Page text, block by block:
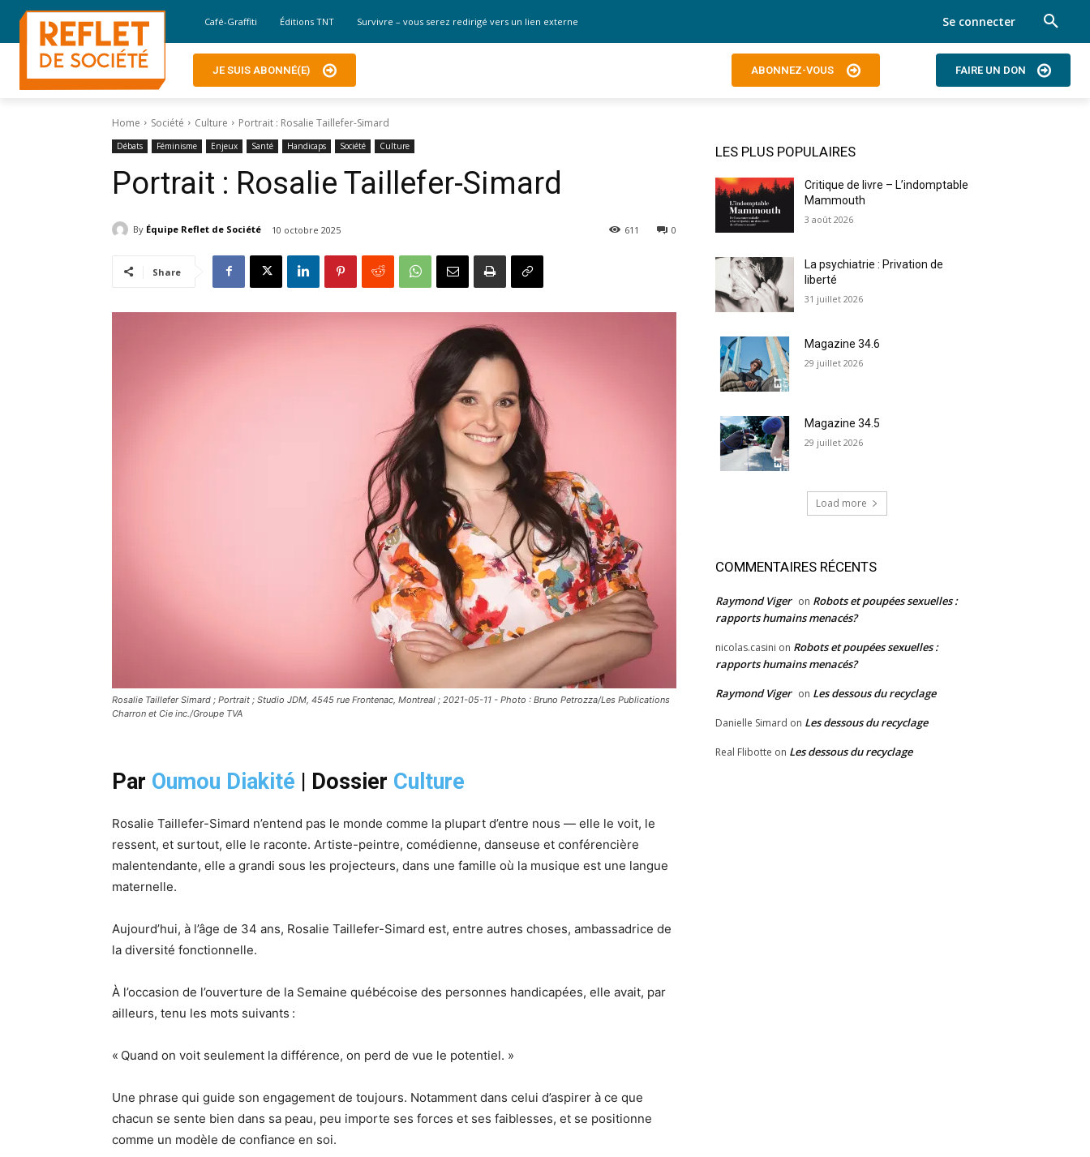
Café-Graffiti Éditions TNT Survivre – vous serez redirigé vers un lien externe Se connecter
JE SUIS ABONNÉ(E) ABONNEZ-VOUS FAIRE UN DON
Home Société Culture Portrait : Rosalie Taillefer-Simard
Débats Féminisme Enjeux Santé Handicaps Société Culture
Portrait : Rosalie Taillefer-Simard
By Équipe Reflet de Société 10 octobre 2025 0
611
Share
Rosalie Taillefer Simard ; Portrait ; Studio JDM, 4545 rue Frontenac, Montreal ; 2021-05-11 - Photo : Bruno Petrozza/Les Publications
Charron et Cie inc./Groupe TVA
Par Oumou Diakité | Dossier Culture
Rosalie Taillefer-Simard n’entend pas le monde comme la plupart d’entre nous — elle le voit, le
ressent, et surtout, elle le raconte. Artiste-peintre, comédienne, danseuse et conférencière
malentendante, elle a grandi sous les projecteurs, dans une famille où la musique est une langue
maternelle.
Aujourd’hui, à l’âge de 34 ans, Rosalie Taillefer-Simard est, entre autres choses, ambassadrice de
la diversité fonctionnelle.
À l’occasion de l’ouverture de la Semaine québécoise des personnes handicapées, elle avait, par
ailleurs, tenu les mots suivants :
« Quand on voit seulement la différence, on perd de vue le potentiel. »
Une phrase qui guide son engagement de toujours. Notamment dans celui d’aspirer à ce que
chacun se sente bien dans sa peau, peu importe ses forces et ses faiblesses, et se positionne
comme un modèle de confiance en soi.
LES PLUS POPULAIRES
Critique de livre – L’indomptable
Mammouth
3 août 2026
La psychiatrie : Privation de
liberté
31 juillet 2026
Magazine 34.6
29 juillet 2026
Magazine 34.5
29 juillet 2026
Load more
COMMENTAIRES RÉCENTS
Raymond Viger on Robots et poupées sexuelles :
rapports humains menacés?
nicolas.casini on Robots et poupées sexuelles :
rapports humains menacés?
Raymond Viger on Les dessous du recyclage
Danielle Simard on Les dessous du recyclage
Real Flibotte on Les dessous du recyclage